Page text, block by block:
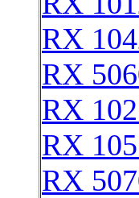
RX
RX
RX
RX
RX